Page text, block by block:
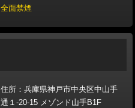
全面禁煙
住所：兵庫県神戸市中央区中山手
通１-20-15 メゾンド山手B1F